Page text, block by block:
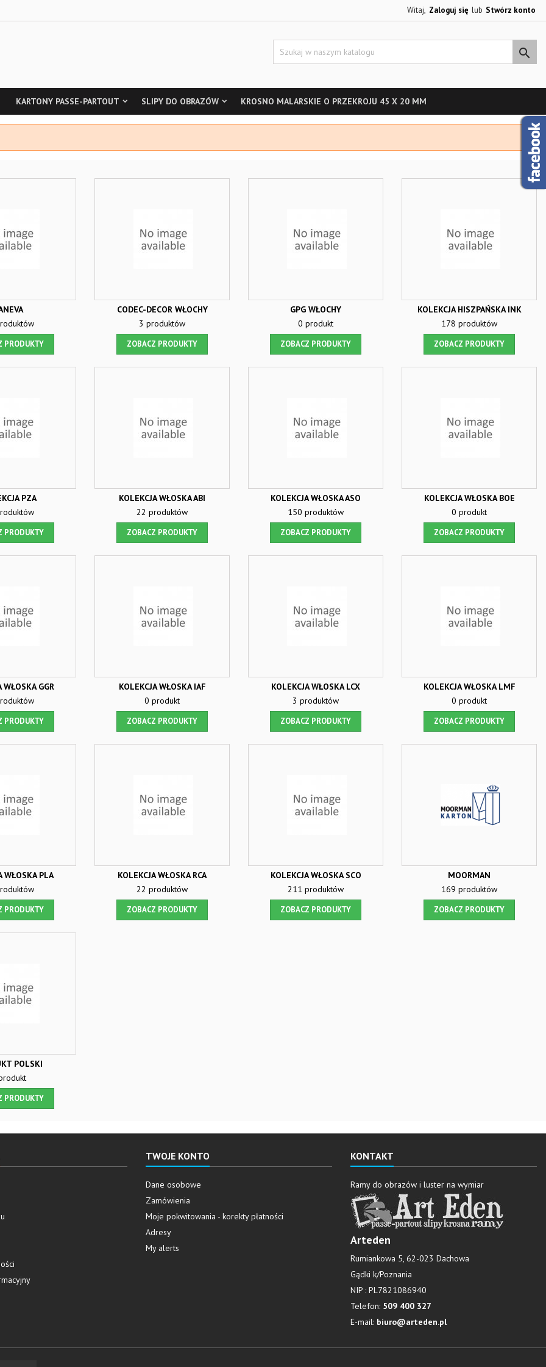
Witaj, Zaloguj się lub Stwórz konto

KARTONY PASSE-PARTOUT SLIPY DO OBRAZÓW KROSNO MALARSKIE O PRZEKROJU 45 X 20 MM
PRODUKTY
CODEC-DECOR WŁOCHY
3 produktów
ZOBACZ PRODUKTY
GPG WŁOCHY
0 produkt
ZOBACZ PRODUKTY
KOLEKCJA HISZPAŃSKA INK
178 produktów
ZOBACZ PRODUKTY
PZA
PRODUKTY
KOLEKCJA WŁOSKA ABI
22 produktów
ZOBACZ PRODUKTY
KOLEKCJA WŁOSKA ASO
150 produktów
ZOBACZ PRODUKTY
KOLEKCJA WŁOSKA BOE
0 produkt
ZOBACZ PRODUKTY
WŁOSKA GGR
PRODUKTY
KOLEKCJA WŁOSKA IAF
0 produkt
ZOBACZ PRODUKTY
KOLEKCJA WŁOSKA LCX
3 produktów
ZOBACZ PRODUKTY
KOLEKCJA WŁOSKA LMF
0 produkt
ZOBACZ PRODUKTY
WŁOSKA PLA
PRODUKTY
KOLEKCJA WŁOSKA RCA
22 produktów
ZOBACZ PRODUKTY
KOLEKCJA WŁOSKA SCO
211 produktów
ZOBACZ PRODUKTY
MOORMAN
169 produktów
ZOBACZ PRODUKTY
POLSKI
PRODUKTY
TWOJE KONTO
Dane osobowe
Zamówienia
Moje pokwitowania - korekty płatności
Adresy
My alerts
KONTAKT
Ramy do obrazów i luster na wymiar
Arteden
Rumiankowa 5, 62-023 Dachowa
Gądki k/Poznania
NIP : PL7821086940
Telefon: 509 400 327
E-mail: biuro@arteden.pl